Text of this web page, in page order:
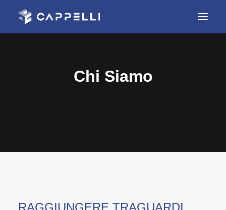
Chi Siamo
RAGGIUNGERE TRAGUARDI